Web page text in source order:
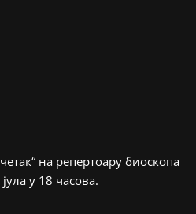
на репертоару биоскопа
у 18 часова.